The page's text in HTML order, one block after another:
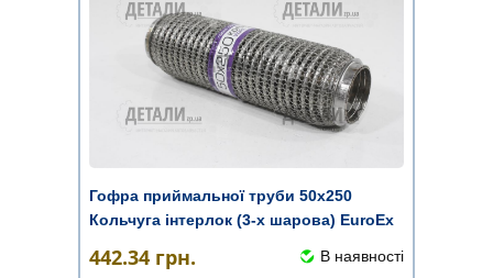
Гофра приймальної труби 50х250
Кольчуга інтерлок (3-х шарова) EuroEx
442.34 грн. В наявності